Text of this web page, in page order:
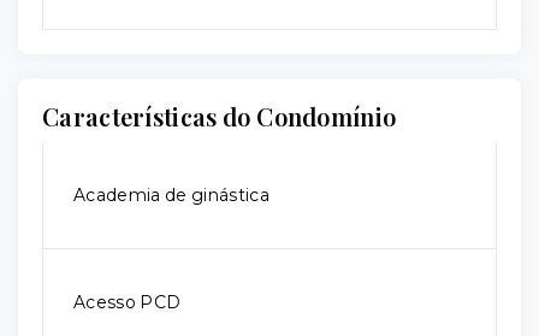
Características do Condomínio
Academia de ginástica
Acesso PCD